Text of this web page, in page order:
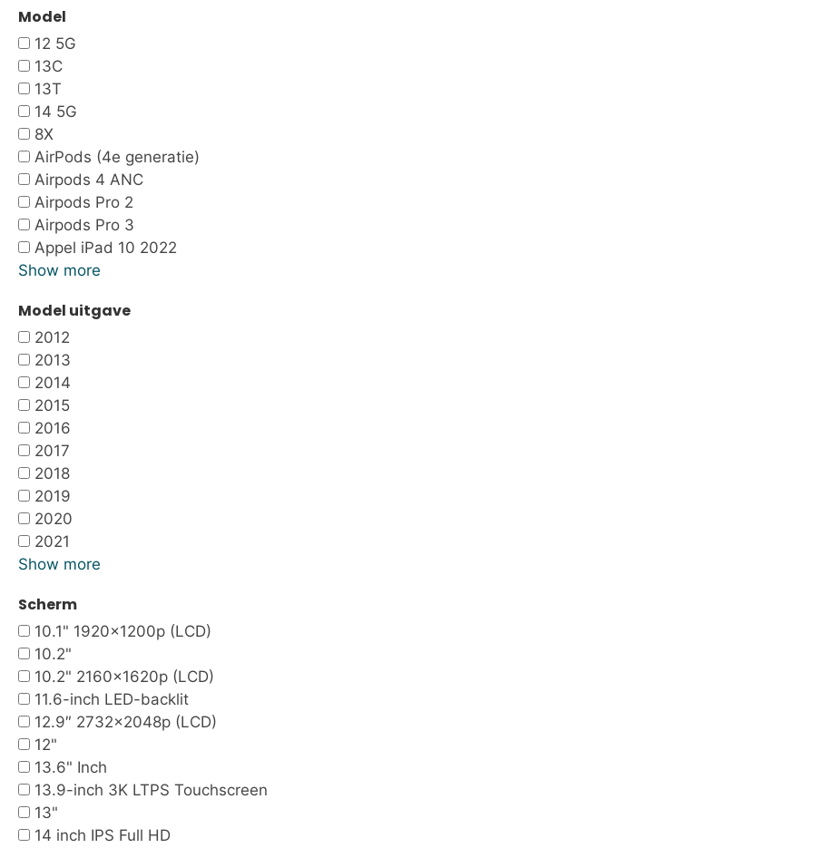
Model
12 5G
13C
13T
14 5G
8X
AirPods (4e generatie)
Airpods 4 ANC
Airpods Pro 2
Airpods Pro 3
Appel iPad 10 2022
Show more
Model uitgave
2012
2013
2014
2015
2016
2017
2018
2019
2020
2021
Show more
Scherm
10.1" 1920x1200p (LCD)
10.2"
10.2" 2160x1620p (LCD)
11.6-inch LED-backlit
12.9″ 2732×2048p (LCD)
12"
13.6" Inch
13.9-inch 3K LTPS Touchscreen
13"
14 inch IPS Full HD